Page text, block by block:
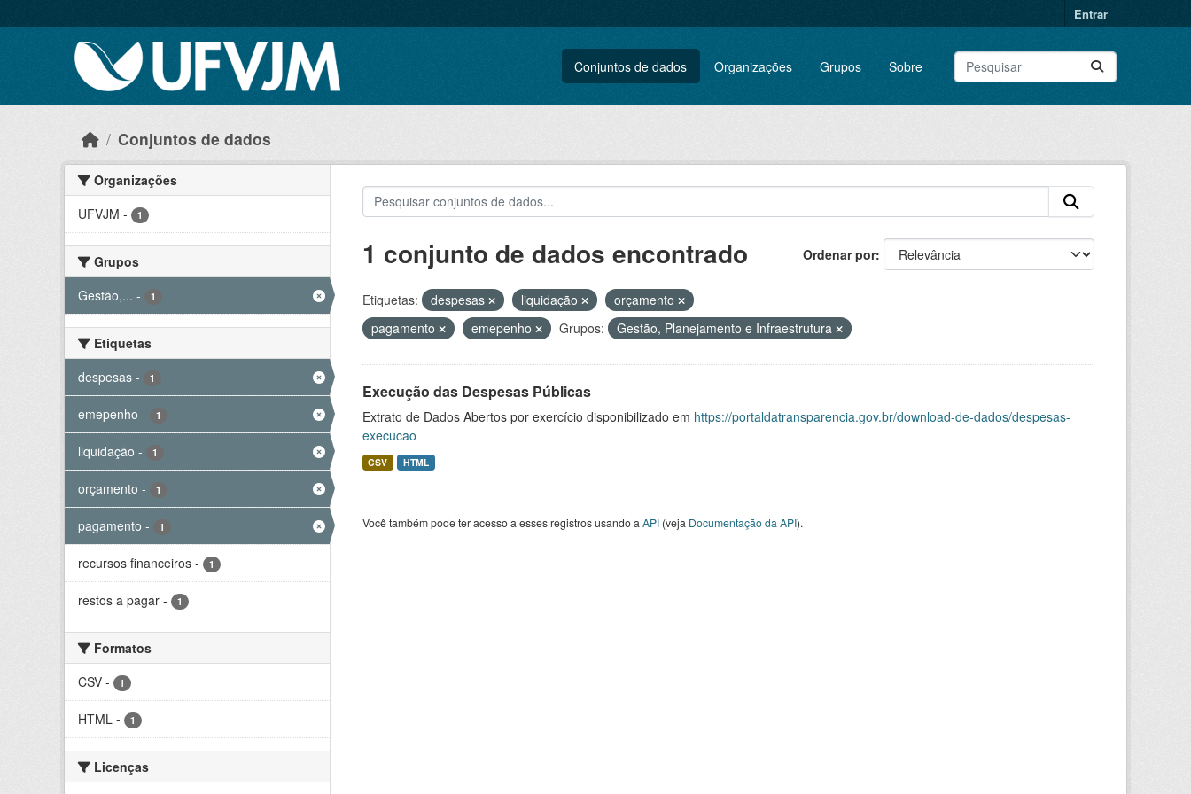
Entrar
Conjuntos de dados Organizações Grupos Sobre
Conjuntos de dados
Organizações
UFVJM - 1
Grupos
Gestão,... - 1
Etiquetas
despesas - 1
emepenho - 1
liquidação - 1
orçamento - 1
pagamento - 1
recursos financeiros - 1
restos a pagar - 1
Formatos
CSV - 1
HTML - 1
Licenças
Ordenar por
1 conjunto de dados encontrado
Etiquetas: despesas liquidação
orçamento
pagamento
emepenho Grupos: Gestão, Planejamento e Infraestrutura
Execução das Despesas Públicas
Extrato de Dados Abertos por exercício disponibilizado em https://portaldatransparencia.gov.br/download-de-dados/despesas-
execucao
CSV HTML
Você também pode ter acesso a esses registros usando a API(veja Documentação da API).